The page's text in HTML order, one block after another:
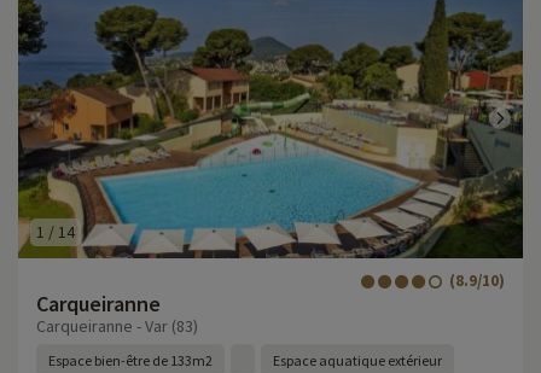
1 / 14
Carqueiranne
(8.9/10)
Carqueiranne - Var (83)
Espace bien-être de 133m2 Espace aquatique extérieur